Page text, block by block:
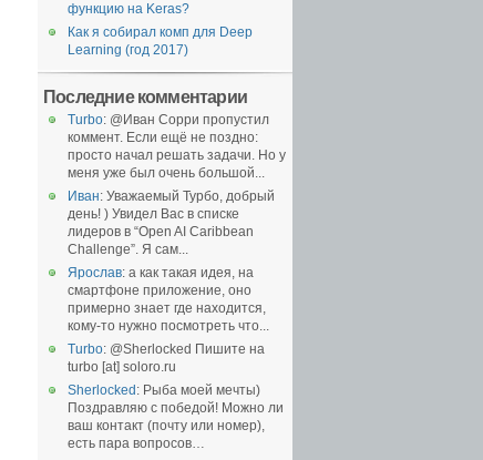
функцию на Keras?
Как я собирал комп для Deep
Learning (год 2017)
Последние комментарии
Turbo: @Иван Сорри пропустил
коммент. Если ещё не поздно:
просто начал решать задачи. Но у
меня уже был очень большой...
Иван: Уважаемый Турбо, добрый
день! ) Увидел Вас в списке
лидеров в “Open AI Caribbean
Challenge”. Я сам...
Ярослав: а как такая идея, на
смартфоне приложение, оно
примерно знает где находится,
кому-то нужно посмотреть что...
Turbo: @Sherlocked Пишите на
turbo [at] soloro.ru
Sherlocked : Рыба моей мечты)
Поздравляю с победой! Можно ли
ваш контакт (почту или номер),
есть пара вопросов…